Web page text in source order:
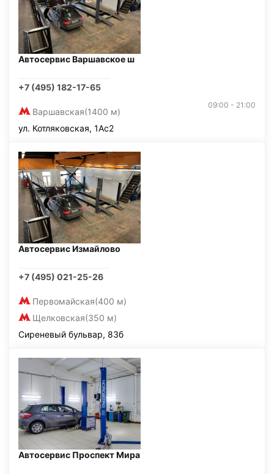
Автосервис Варшавское ш
+7 (495) 182-17-65
Варшавская(1400 м)
09:00 - 21:00
ул. Котляковская, 1Ас2
Автосервис Измайлово
+7 (495) 021-25-26
Первомайская(400 м)
Щелковская(350 м)
Сиреневый бульвар, 83б
Автосервис Проспект Мира